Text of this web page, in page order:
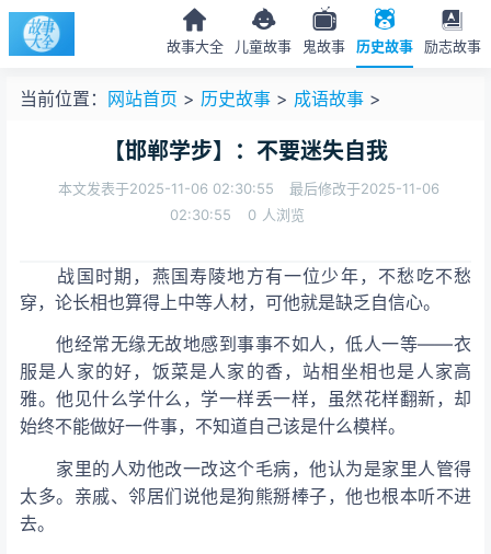
故事大全 儿童故事 鬼故事 历史故事 励志故事
当前位置： 网站首页 > 历史故事 > 成语故事 >
【邯郸学步】：不要迷失自我
本文发表于2025-11-06 02:30:55
最后修改于2025-11-06
02:30:55
0 人浏览
战国时期，燕国寿陵地方有一位少年，不愁吃不愁
穿，论长相也算得上中等人材，可他就是缺乏自信心。
他经常无缘无故地感到事事不如人，低人一等——衣
服是人家的好，饭菜是人家的香，站相坐相也是人家高
雅。他见什么学什么，学一样丢一样，虽然花样翻新，却
始终不能做好一件事，不知道自己该是什么模样。
家里的人劝他改一改这个毛病，他认为是家里人管得
太多。亲戚、邻居们说他是狗熊掰棒子，他也根本听不进
去。